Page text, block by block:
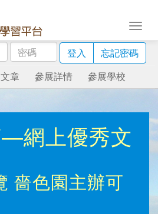
密
碼
登入
忘記密碼
章 參展詳情 參展學校
網上優秀文
嗇色園主辦可